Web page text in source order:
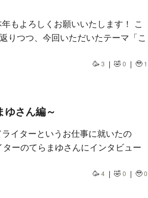
もよろしくお願いいたします！ こ
りつつ、今回いただいたテーマ「こ
🥳 3 🤣0 🥹 1
ゆさん編～
イターというお仕事に就いたの
ーのてらまゆさんにインタビュー
🥳 4 🤣0 🥹0